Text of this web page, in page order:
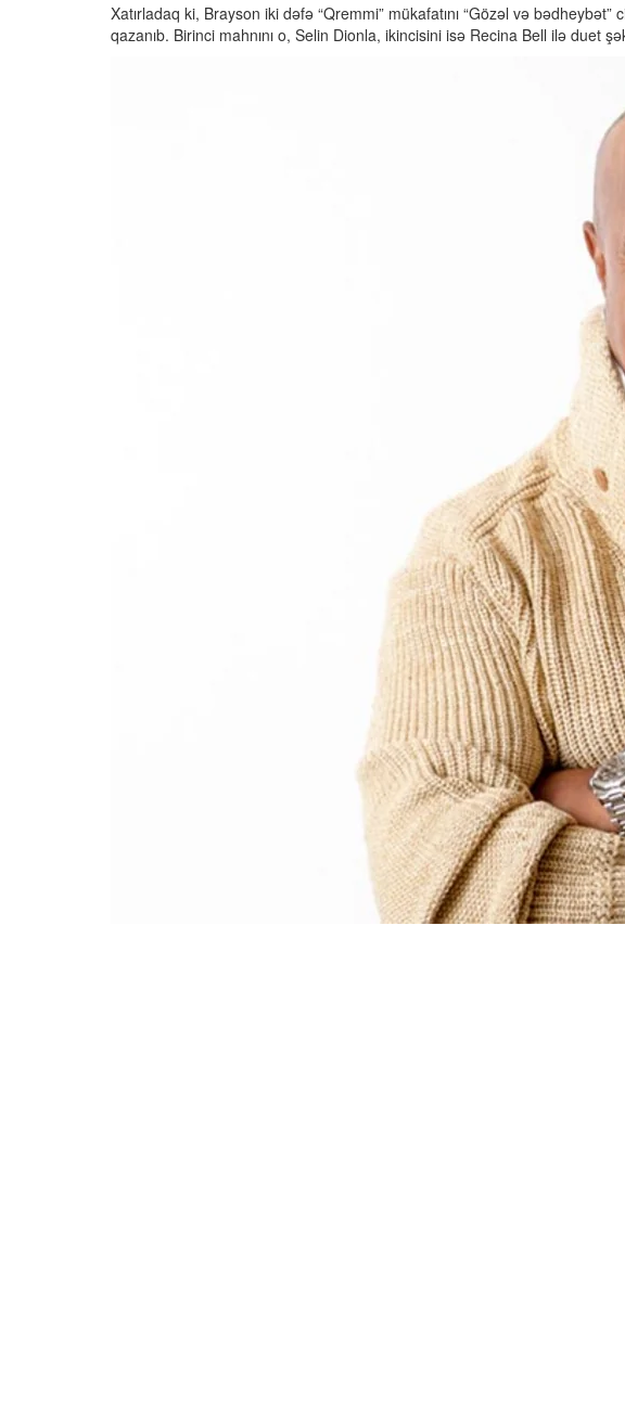
Xatırladaq ki, Brayson iki dəfə “Qremmi” mükafatını “Gözəl və
qazanıb. Birinci mahnını o, Selin Dionla, ikincisini isə Recina Bell ilə duet